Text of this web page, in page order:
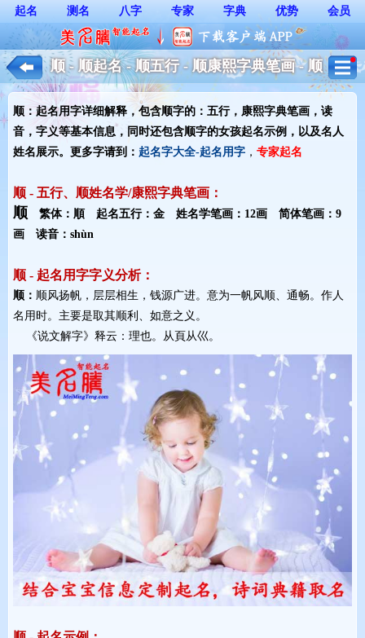
起名 测名 八字 专家 字典 优势 会员
顺 - 顺起名 - 顺五行 - 顺康熙字典笔画 - 顺
起名用字解释 - 女孩起名
顺：起名用字详细解释，包含顺字的：五行，康熙字典笔画，读
音，字义等基本信息，同时还包含顺字的女孩起名示例，以及名人
姓名展示。更多字请到： 起名字大全-起名用字 ， 专家起名
顺 - 五行、顺姓名学/康熙字典笔画：
顺 繁体：順 起名五行：金 姓名学笔画：12画 简体笔画：9
画 读音：shùn
顺 - 起名用字字义分析：
顺： 顺风扬帆，层层相生，钱源广进。意为一帆风顺、通畅。作人
名用时。主要是取其顺利、如意之义。
《说文解字》释云：理也。从頁从巛。